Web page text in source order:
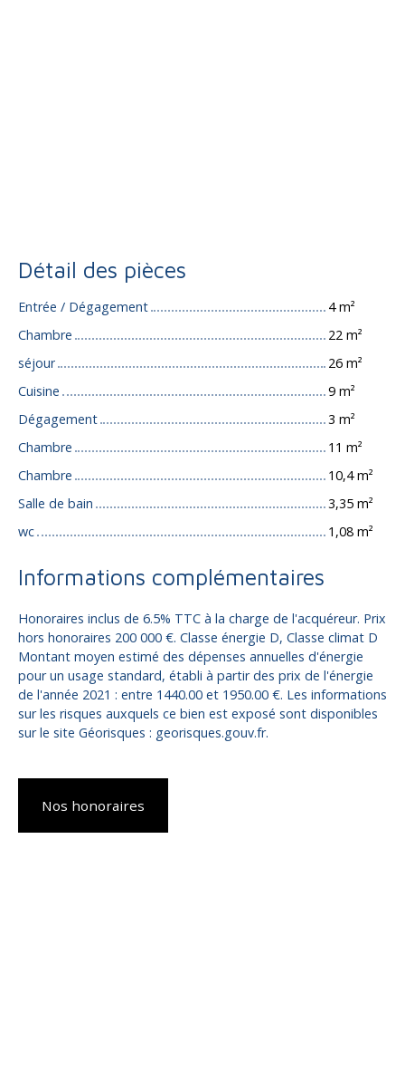
Détail des pièces
Entrée / Dégagement
4 m²
Chambre
22 m²
séjour
26 m²
Cuisine
9 m²
Dégagement
3 m²
Chambre
11 m²
Chambre
10,4 m²
Salle de bain
3,35 m²
wc
1,08 m²
Informations complémentaires
Honoraires inclus de 6.5% TTC à la charge de l'acquéreur. Prix
hors honoraires 200 000 €. Classe énergie D, Classe climat D
Montant moyen estimé des dépenses annuelles d'énergie
pour un usage standard, établi à partir des prix de l'énergie
de l'année 2021 : entre 1440.00 et 1950.00 €. Les informations
sur les risques auxquels ce bien est exposé sont disponibles
sur le site Géorisques : georisques.gouv.fr.
Nos honoraires